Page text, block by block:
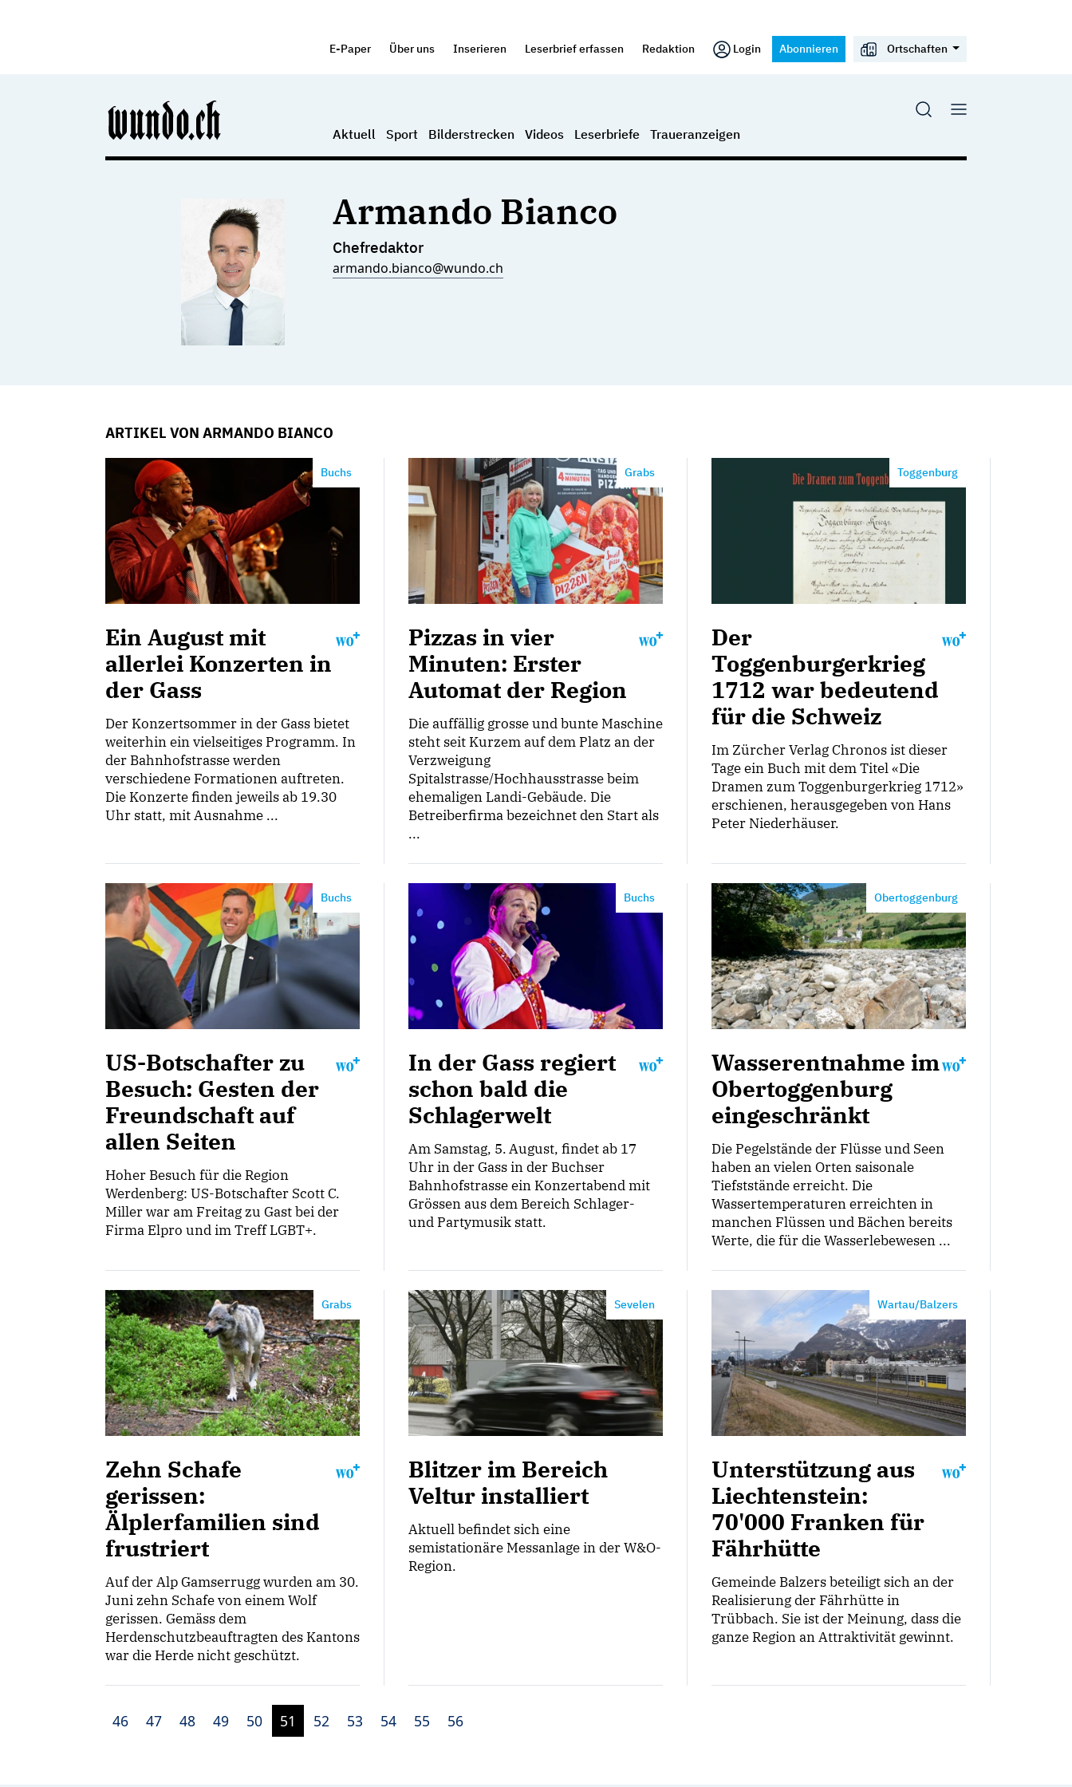
E-Paper Über uns Inserieren Leserbrief erfassen Redaktion Login Abonnieren Ortschaften
Aktuell Sport Bilderstrecken Videos Leserbriefe Traueranzeigen
Armando Bianco
Chefredaktor
armando.bianco@wundo.ch
ARTIKEL VON ARMANDO BIANCO
Buchs
Ein August mit
allerlei Konzerten in
der Gass
Der Konzertsommer in der Gass bietet
weiterhin ein vielseitiges Programm. In
der Bahnhofstrasse werden
verschiedene Formationen auftreten.
Die Konzerte finden jeweils ab 19.30
Uhr statt, mit Ausnahme ...
Grabs
Pizzas in vier
Minuten: Erster
Automat der Region
Die auffällig grosse und bunte Maschine
steht seit Kurzem auf dem Platz an der
Verzweigung
Spitalstrasse/Hochhausstrasse beim
ehemaligen Landi-Gebäude. Die
Betreiberfirma bezeichnet den Start als
...
Toggenburg
Der
Toggenburgerkrieg
1712 war bedeutend
für die Schweiz
Im Zürcher Verlag Chronos ist dieser
Tage ein Buch mit dem Titel «Die
Dramen zum Toggenburgerkrieg 1712»
erschienen, herausgegeben von Hans
Peter Niederhäuser.
Buchs
US-Botschafter zu
Besuch: Gesten der
Freundschaft auf
allen Seiten
Hoher Besuch für die Region
Werdenberg: US-Botschafter Scott C.
Miller war am Freitag zu Gast bei der
Firma Elpro und im Treff LGBT+.
Buchs
In der Gass regiert
schon bald die
Schlagerwelt
Am Samstag, 5. August, findet ab 17
Uhr in der Gass in der Buchser
Bahnhofstrasse ein Konzertabend mit
Grössen aus dem Bereich Schlager-
und Partymusik statt.
Obertoggenburg
Wasserentnahme im
Obertoggenburg
eingeschränkt
Die Pegelstände der Flüsse und Seen
haben an vielen Orten saisonale
Tiefststände erreicht. Die
Wassertemperaturen erreichten in
manchen Flüssen und Bächen bereits
Werte, die für die Wasserlebewesen ...
Grabs
Zehn Schafe
gerissen:
Älplerfamilien sind
frustriert
Auf der Alp Gamserrugg wurden am 30.
Juni zehn Schafe von einem Wolf
gerissen. Gemäss dem
Herdenschutzbeauftragten des Kantons
war die Herde nicht geschützt.
Sevelen
Blitzer im Bereich
Veltur installiert
Aktuell befindet sich eine
semistationäre Messanlage in der W&O-
Region.
Wartau/Balzers
Unterstützung aus
Liechtenstein:
70'000 Franken für
Fährhütte
Gemeinde Balzers beteiligt sich an der
Realisierung der Fährhütte in
Trübbach. Sie ist der Meinung, dass die
ganze Region an Attraktivität gewinnt.
46 47 48 49 50 51 52 53 54 55 56